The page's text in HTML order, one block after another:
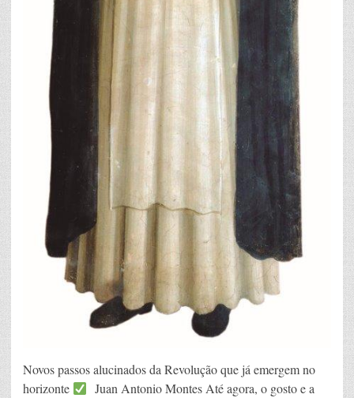
Novos passos alucinados da Revolução que já emergem no
horizonte
Juan Antonio Montes Até agora, o gosto e a